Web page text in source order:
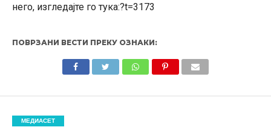
него, изгледајте го тука:?t=3173
ПОВРЗАНИ ВЕСТИ ПРЕКУ ОЗНАКИ:
МЕДИАСЕТ